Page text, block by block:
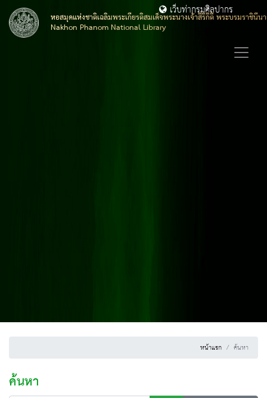
หอสมุดแห่งชาติเฉลิมพระเกียรติสมเด็จพระนางเจ้าสิริกิติ์ พระบรมราชินี
Nakhon Phanom National Library
เว็บท่ากรมศิลปากร
หน้าแรก ค้นหา
ค้นหา